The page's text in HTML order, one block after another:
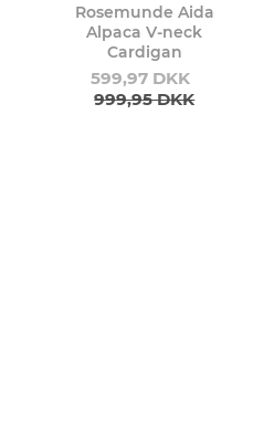
Rosemunde Aida
Alpaca V-neck
Cardigan
599,97 DKK
999,95 DKK